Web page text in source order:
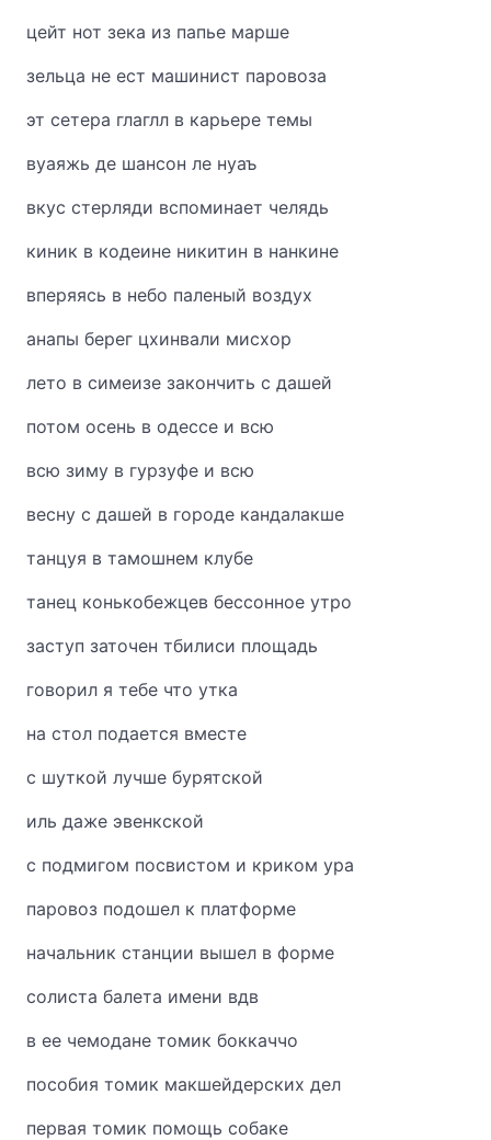
цейт нот зека из папье марше
зельца не ест машинист паровоза
эт сетера глаглл в карьере темы
вуаяжь де шансон ле нуаъ
вкус стерляди вспоминает челядь
киник в кодеине никитин в нанкине
вперяясь в небо паленый воздух
анапы берег цхинвали мисхор
лето в симеизе закончить с дашей
потом осень в одессе и всю
всю зиму в гурзуфе и всю
весну с дашей в городе кандалакше
танцуя в тамошнем клубе
танец конькобежцев бессонное утро
заступ заточен тбилиси площадь
говорил я тебе что утка
на стол подается вместе
с шуткой лучше бурятской
иль даже эвенкской
с подмигом посвистом и криком ура
паровоз подошел к платформе
начальник станции вышел в форме
солиста балета имени вдв
в ее чемодане томик боккаччо
пособия томик макшейдерских дел
первая томик помощь собаке